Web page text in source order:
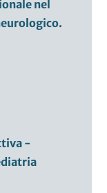
nel
-